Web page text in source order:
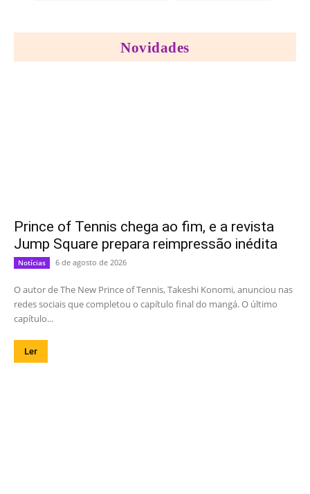
Novidades
Prince of Tennis chega ao fim, e a revista
Jump Square prepara reimpressão inédita
Notícias 6 de agosto de 2026
O autor de The New Prince of Tennis, Takeshi Konomi, anunciou nas
redes sociais que completou o capítulo final do mangá. O último
capítulo...
Ler